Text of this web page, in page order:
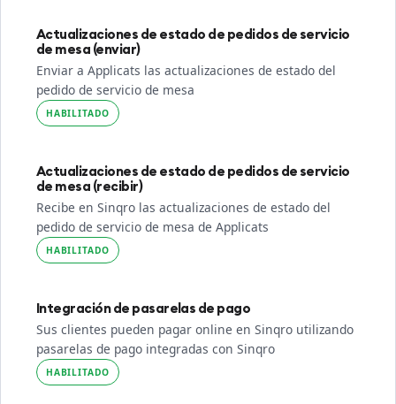
Actualizaciones de estado de pedidos de servicio
de mesa (enviar)
Enviar a Applicats las actualizaciones de estado del
pedido de servicio de mesa
HABILITADO
Actualizaciones de estado de pedidos de servicio
de mesa (recibir)
Recibe en Sinqro las actualizaciones de estado del
pedido de servicio de mesa de Applicats
HABILITADO
Integración de pasarelas de pago
Sus clientes pueden pagar online en Sinqro utilizando
pasarelas de pago integradas con Sinqro
HABILITADO